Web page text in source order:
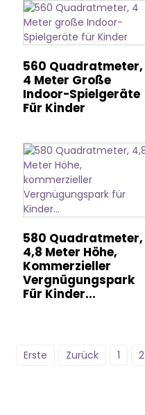
560 Quadratmeter,
4 Meter Große
Indoor-Spielgeräte
Für Kinder
580 Quadratmeter,
4,8 Meter Höhe,
Kommerzieller
Vergnügungspark
Für Kinder...
Erste Zurück 1 2